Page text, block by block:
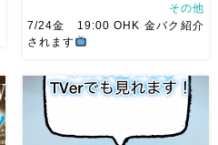
7/24金 19:00 OHK 金バクベ
リーダンスアトリエ麻ノ葉テレ
ビで紹介されます♡ Tverでも
見れますので全国の皆様みてね
その他
7/24金 19:00 OHK 金バク紹介
されます